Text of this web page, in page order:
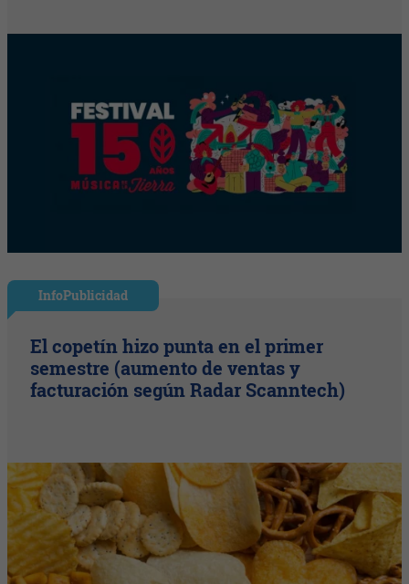
InfoPublicidad
El copetín hizo punta en el primer
semestre (aumento de ventas y
facturación según Radar Scanntech)